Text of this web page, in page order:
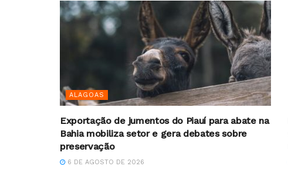
ALAGOAS
Exportação de jumentos do Piauí para abate na
Bahia mobiliza setor e gera debates sobre
preservação
6 DE AGOSTO DE 2026